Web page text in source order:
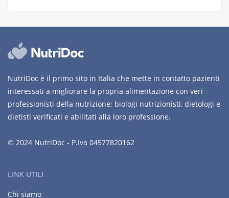
NutriDoc è il primo sito in Italia che mette in contatto pazienti
interessati a migliorare la propria alimentazione con veri
professionisti della nutrizione: biologi nutrizionisti, dietologi e
dietisti verificati e abilitati alla loro professione.
© 2024 NutriDoc - P.Iva 04577820162
LINK UTILI
Chi siamo